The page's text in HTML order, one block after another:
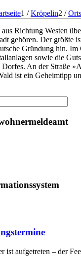
1 / Kröpelin2 /
Richtung Westen
gehören. Der größte
Gründung hin. Im
sowie die
Dorfes. An der Straße
ist ein Geheimtipp
ist aufgetreten – der